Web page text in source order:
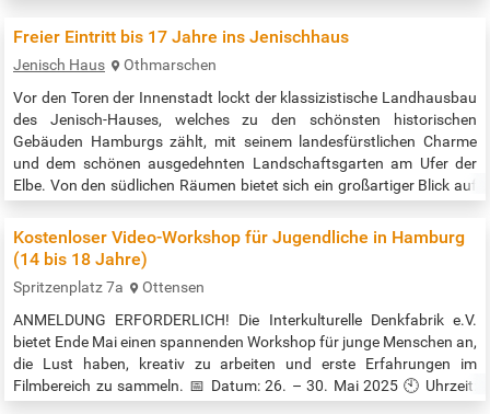
Geschichten stellt sie die Perspektiven schwarzer Menschen und
Freier Eintritt bis 17 Jahre ins Jenischhaus
Jenisch Haus
Othmarschen
Vor den Toren der Innenstadt lockt der klassizistische Landhausbau
des Jenisch-Hauses, welches zu den schönsten historischen
Gebäuden Hamburgs zählt, mit seinem landesfürstlichen Charme
und dem schönen ausgedehnten Landschaftsgarten am Ufer der
Elbe. Von den südlichen Räumen bietet sich ein großartiger Blick auf
zögern, dem Jenisch-Haus einen Besuch abzustatten. Eine kleine
Oase für…
Kostenloser Video-Workshop für Jugendliche in Hamburg
(14 bis 18 Jahre)
Spritzenplatz 7a
Ottensen
ANMELDUNG ERFORDERLICH! Die Interkulturelle Denkfabrik e.V.
bietet Ende Mai einen spannenden Workshop für junge Menschen an,
die Lust haben, kreativ zu arbeiten und erste Erfahrungen im
Filmbereich zu sammeln. 📅 Datum: 26. – 30. Mai 2025 🕙 Uhrzeit: